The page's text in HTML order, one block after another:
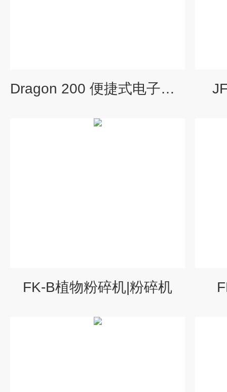
Dragon 200 便捷式电子点火本生灯
FK-B植物粉碎机|粉碎机